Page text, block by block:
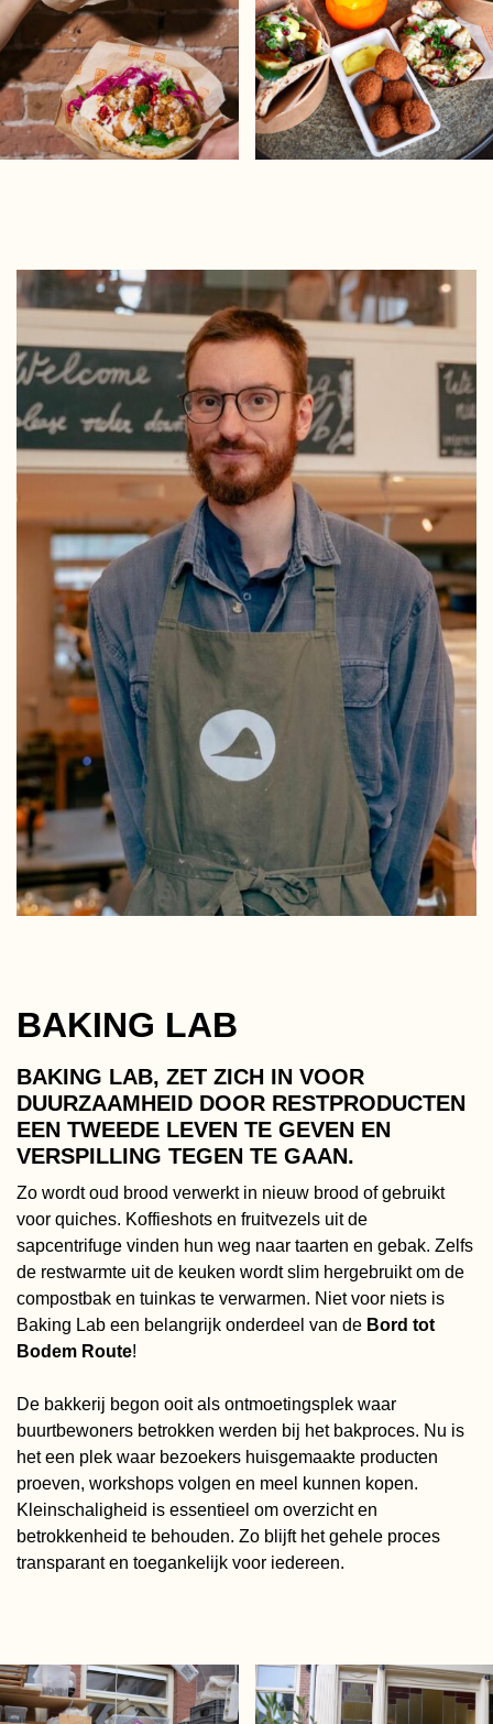
BAKING LAB
BAKING LAB, ZET ZICH IN VOOR
DUURZAAMHEID DOOR RESTPRODUCTEN
EEN TWEEDE LEVEN TE GEVEN EN
VERSPILLING TEGEN TE GAAN.
Zo wordt oud brood verwerkt in nieuw brood of gebruikt
voor quiches. Koffieshots en fruitvezels uit de
sapcentrifuge vinden hun weg naar taarten en gebak. Zelfs
de restwarmte uit de keuken wordt slim hergebruikt om de
compostbak en tuinkas te verwarmen. Niet voor niets is
Baking Lab een belangrijk onderdeel van de Bord tot
Bodem Route!
De bakkerij begon ooit als ontmoetingsplek waar
buurtbewoners betrokken werden bij het bakproces. Nu is
het een plek waar bezoekers huisgemaakte producten
proeven, workshops volgen en meel kunnen kopen.
Kleinschaligheid is essentieel om overzicht en
betrokkenheid te behouden. Zo blijft het gehele proces
transparant en toegankelijk voor iedereen.